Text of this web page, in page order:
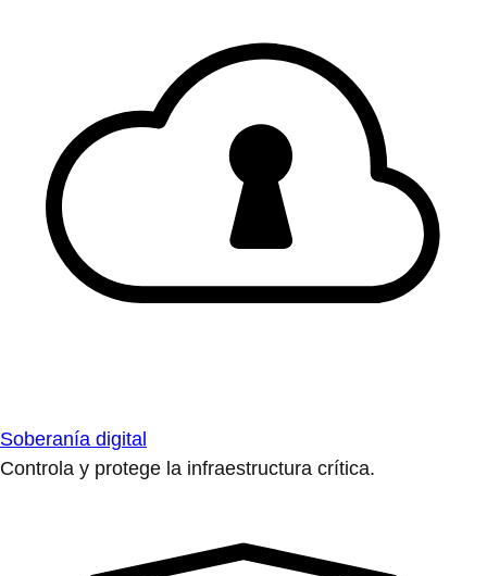
Soberanía digital
Controla y protege la infraestructura crítica.